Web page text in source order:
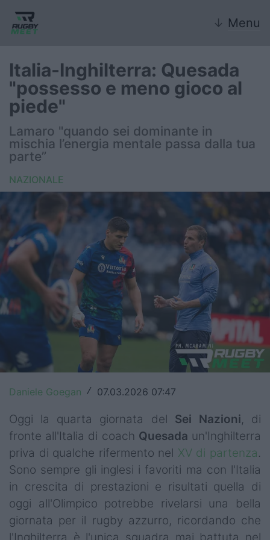
↓ Menu
Nazionale
Nazionali giovanili
Rugby Sevens
FIR
6 Nazioni
United Rugby Championship
Top14
Premiership
Champions Cup
Challenge Cup
World Rugby
Rugby World Cup
Super Rugby
Rugby in TV
Mercato
Serie A Elite
Italia-Inghilterra: Quesada
"possesso e meno gioco al
piede"
Lamaro "quando sei dominante in
mischia l’energia mentale passa dalla tua
parte”
NAZIONALE
Daniele Goegan / 07.03.2026 07:47
Oggi la quarta giornata del Sei Nazioni, di
fronte all'Italia di coach Quesada un'Inghilterra
priva di qualche rifermento nel XV di partenza.
Sono sempre gli inglesi i favoriti ma con l'Italia
in crescita di prestazioni e risultati quella di
oggi all'Olimpico potrebbe rivelarsi una bella
giornata per il rugby azzurro, ricordando che